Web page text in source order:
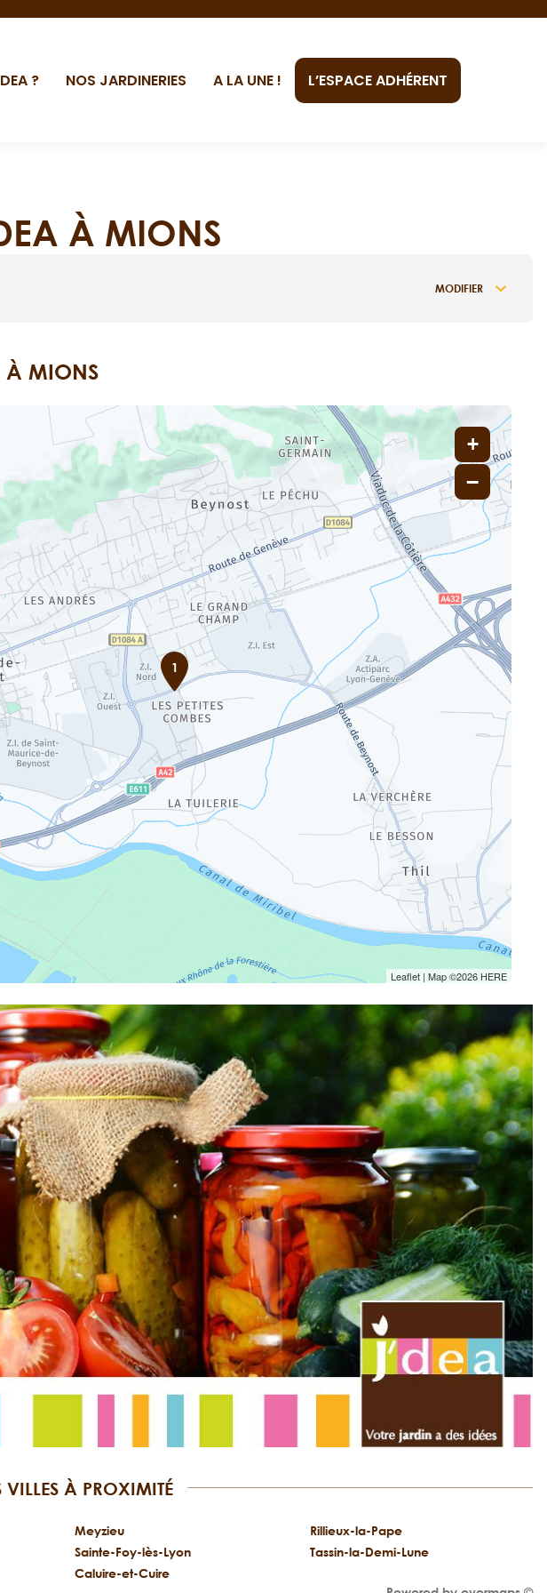
? NOS JARDINERIES A LA UNE ! L’ESPACE ADHÉRENT
À MIONS
MODIFIER
À MIONS
1
+
−
Leaflet| Map ©2026 HERE
VILLES À PROXIMITÉ
Meyzieu
Sainte-Foy-lès-Lyon
Caluire-et-Cuire
Rillieux-la-Pape
Tassin-la-Demi-Lune